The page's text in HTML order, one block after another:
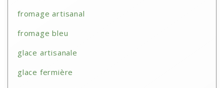
fromage artisanal
fromage bleu
glace artisanale
glace fermière